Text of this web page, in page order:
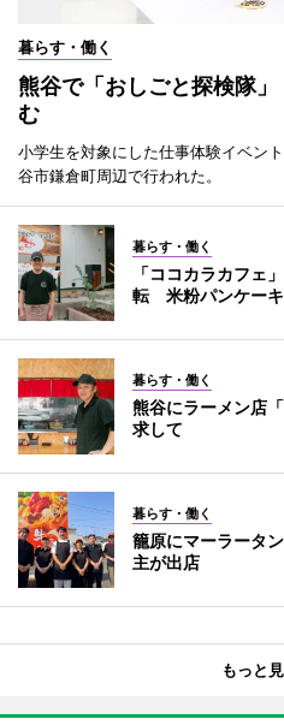
暮らす・働く
熊谷で「おしごと探検隊
む
小学生を対象にした仕事体験イベン
谷市鎌倉町周辺で行われた。
暮らす・働く
「ココカラカフェ
転 米粉パンケーキ
暮らす・働く
熊谷にラーメン店
求して
暮らす・働く
籠原にマーラータ
主が出店
もっと